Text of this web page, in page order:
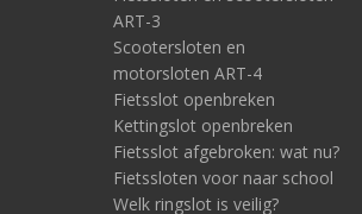
ART-3
Scootersloten en
motorsloten ART-4
Fietsslot openbreken
Kettingslot openbreken
Fietsslot afgebroken: wat nu?
Fietssloten voor naar school
Welk ringslot is veilig?